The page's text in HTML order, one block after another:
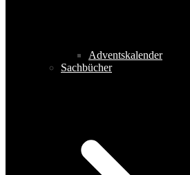
Adventskalender
Sachbücher